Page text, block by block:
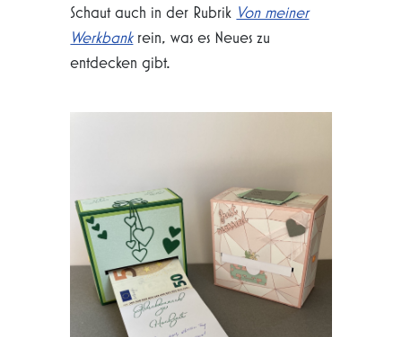
Schaut auch in der Rubrik Von meiner
Werkbankrein, was es Neues zu
entdecken gibt.